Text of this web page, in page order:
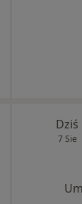
Dziś
7 Sie